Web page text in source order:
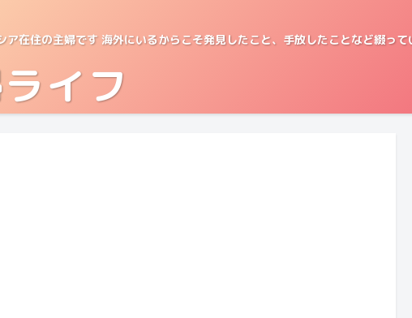
ア在住の主婦です 海外にいるからこそ発見したこと、手放したことなど綴って
イフ